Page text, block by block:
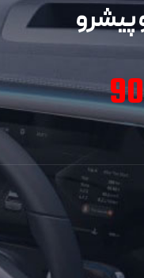
پیشرو